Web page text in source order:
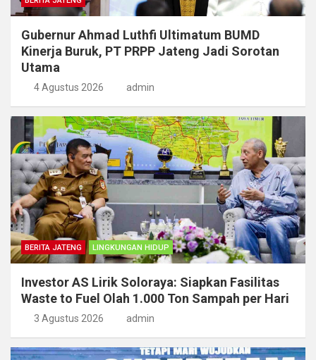
Gubernur Ahmad Luthfi Ultimatum BUMD
Kinerja Buruk, PT PRPP Jateng Jadi Sorotan
Utama
4 Agustus 2026 admin
BERITA JATENG LINGKUNGAN HIDUP
Investor AS Lirik Soloraya: Siapkan Fasilitas
Waste to Fuel Olah 1.000 Ton Sampah per Hari
3 Agustus 2026 admin